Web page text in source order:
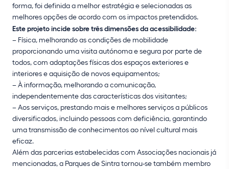
forma, foi definida a melhor estratégia e selecionadas as
melhores opções de acordo com os impactos pretendidos.
Este projeto incide sobre três dimensões da acessibilidade:
– Física, melhorando as condições de mobilidade
proporcionando uma visita autónoma e segura por parte de
todos, com adaptações físicas dos espaços exteriores e
interiores e aquisição de novos equipamentos;
– À informação, melhorando a comunicação,
independentemente das características dos visitantes;
– Aos serviços, prestando mais e melhores serviços a públicos
diversificados, incluindo pessoas com deficiência, garantindo
uma transmissão de conhecimentos ao nível cultural mais
eficaz.
Além das parcerias estabelecidas com Associações nacionais já
mencionadas, a Parques de Sintra tornou-se também membro